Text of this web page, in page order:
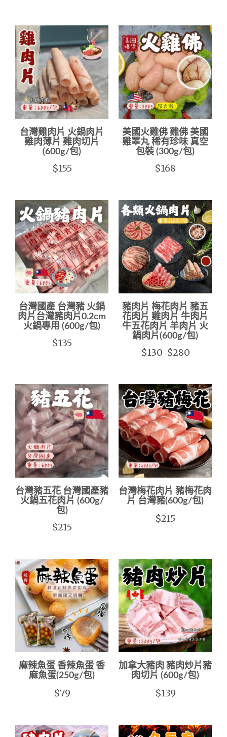
台灣雞肉片 火鍋肉片
雞肉薄片 雞肉切片
(600g/包)
$155
美國火雞佛 雞佛 美國
雞睪丸 稀有珍味 真空
包裝 (300g/包)
$168
台灣國產 台灣豬 火鍋
肉片台灣豬肉片0.2cm
火鍋專用 (600g/包)
$135
豬肉片 梅花肉片 豬五
花肉片 雞肉片 牛肉片
牛五花肉片 羊肉片 火
鍋肉片(600g/包)
$130-$280
台灣豬五花 台灣國產豬
火鍋五花肉片 (600g/
包)
$215
台灣梅花肉片 豬梅花肉
片 台灣豬(600g/包)
$215
麻辣魚蛋 香辣魚蛋 香
麻魚蛋(250g/包)
$79
加拿大豬肉 豬肉炒片豬
肉切片 (600g/包)
$139